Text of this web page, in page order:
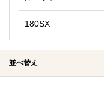
180SX
並べ替え